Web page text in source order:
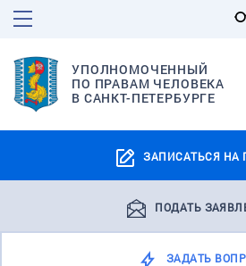
УПОЛНОМОЧЕННЫЙ
ПО ПРАВАМ ЧЕЛОВЕКА
В САНКТ-ПЕТЕРБУРГЕ
ЗАПИСАТЬСЯ НА
ПОДАТЬ
ЗАДАТЬ